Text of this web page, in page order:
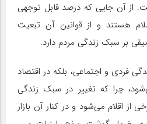
از آن جایی که درصد قابل توجهی
هستند و از قوانین آن تبعیت
بر سبک زندگی مردم دارد.
فردی و اجتماعی، بلکه در اقتصاد
چرا که تغییر در سبک زندگی
از اقلام می‌شود و در کنار آن بازار